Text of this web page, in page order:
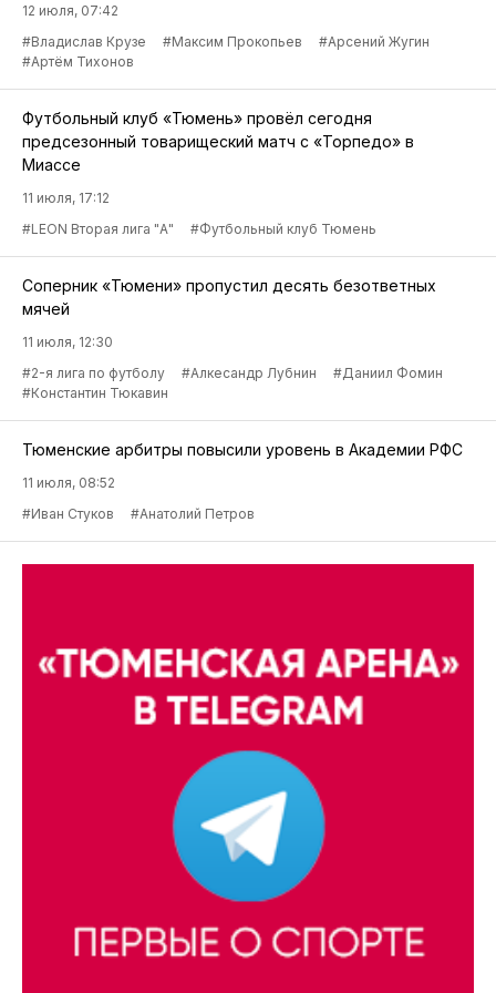
12 июля, 07:42
#Владислав Крузе
#Максим Прокопьев
#Арсений Жугин
#Артём Тихонов
Футбольный клуб «Тюмень» провёл сегодня
предсезонный товарищеский матч с «Торпедо» в
Миассе
11 июля, 17:12
#LEON Вторая лига "А"
#Футбольный клуб Тюмень
Соперник «Тюмени» пропустил десять безответных
мячей
11 июля, 12:30
#2-я лига по футболу
#Алкесандр Лубнин
#Даниил Фомин
#Константин Тюкавин
Тюменские арбитры повысили уровень в Академии РФС
11 июля, 08:52
#Иван Стуков
#Анатолий Петров